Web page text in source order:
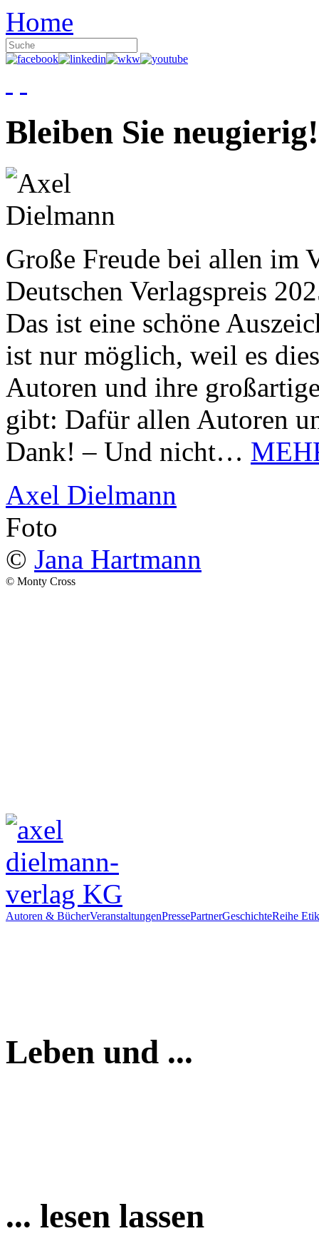
Home
Bleiben Sie neugierig!
Große Freude bei allen im
Deutschen Verlagspreis
Das ist eine schöne
ist nur möglich, weil es
Autoren und ihre
gibt: Dafür allen Autoren
Dank! – Und nicht…
Axel Dielmann
Foto
© Jana Hartmann
© Monty Cross
Autoren & BücherVeranstaltungenPressePartnerGeschichteReihe
Leben und ...
... lesen lassen